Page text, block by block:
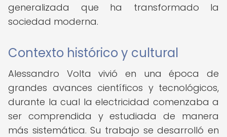
generalizada que ha transformado la
sociedad moderna.
Contexto histórico y cultural
Alessandro Volta vivió en una época de
grandes avances científicos y tecnológicos,
durante la cual la electricidad comenzaba a
ser comprendida y estudiada de manera
más sistemática. Su trabajo se desarrolló en